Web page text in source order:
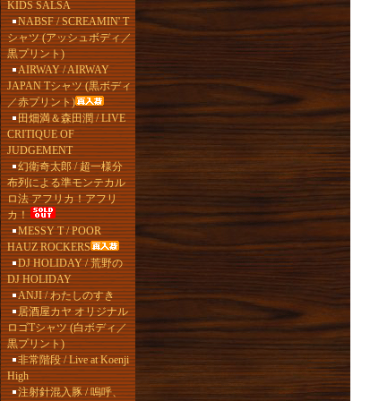
KIDS SALSA
NABSF / SCREAMIN' T
シャツ (アッシュボディ／
黒プリント)
AIRWAY / AIRWAY
JAPAN Tシャツ (黒ボディ
／赤プリント)
田畑満＆森田潤 / LIVE
CRITIQUE OF
JUDGEMENT
幻衛奇太郎 / 超一様分
布列による準モンテカル
ロ法 アフリカ！アフリ
カ！
MESSY T / POOR
HAUZ ROCKERS
DJ HOLIDAY / 荒野の
DJ HOLIDAY
ANJI / わたしのすき
居酒屋カヤ オリジナル
ロゴTシャツ (白ボディ／
黒プリント)
非常階段 / Live at Koenji
High
注射針混入豚 / 嗚呼、